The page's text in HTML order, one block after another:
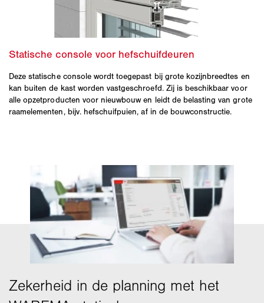
Deze statische console wordt toegepast bij grote kozijnbreedtes en
kan buiten de kast worden vastgeschroefd. Zij is beschikbaar voor
alle opzetproducten voor nieuwbouw en leidt de belasting van grote
raamelementen, bijv. hefschuifpuien, af in de bouwconstructie.